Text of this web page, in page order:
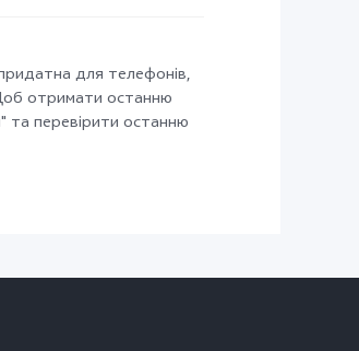
для телефонів,
отримати останню
перевірити останню